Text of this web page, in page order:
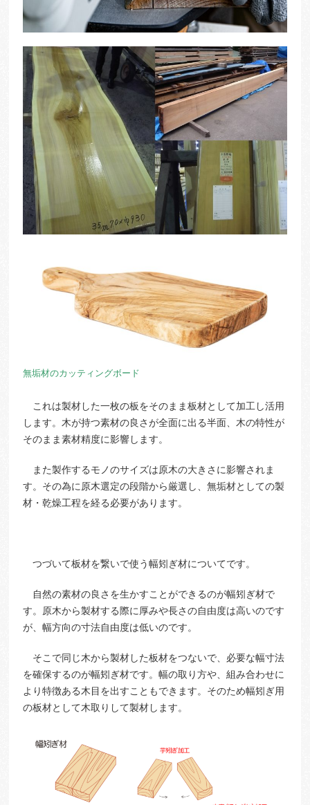
無垢材のカッティングボード
これは製材した一枚の板をそのまま板材として加工し活用
します。木が持つ素材の良さが全面に出る半面、木の特性が
そのまま素材精度に影響します。
また製作するモノのサイズは原木の大きさに影響されま
す。その為に原木選定の段階から厳選し、無垢材としての製
材・乾燥工程を経る必要があります。
つづいて板材を繋いで使う幅矧ぎ材についてです。
自然の素材の良さを生かすことができるのが幅矧ぎ材で
す。原木から製材する際に厚みや長さの自由度は高いのです
が、幅方向の寸法自由度は低いのです。
そこで同じ木から製材した板材をつないで、必要な幅寸法
を確保するのが幅矧ぎ材です。幅の取り方や、組み合わせに
より特徴ある木目を出すこともできます。そのため幅矧ぎ用
の板材として木取りして製材します。